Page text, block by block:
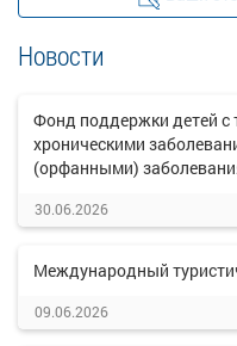
Новости
Фонд поддержки детей
хроническими
(орфанными)
30.06.2026
Международный
09.06.2026